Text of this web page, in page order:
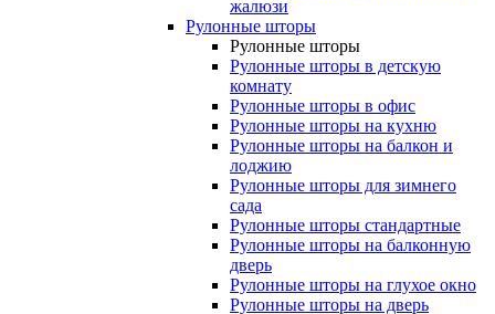
жалюзи
Рулонные шторы
Рулонные шторы
Рулонные шторы в детскую
комнату
Рулонные шторы в офис
Рулонные шторы на кухню
Рулонные шторы на балкон и
лоджию
Рулонные шторы для зимнего
сада
Рулонные шторы стандартные
Рулонные шторы на балконную
дверь
Рулонные шторы на глухое окно
Рулонные шторы на дверь